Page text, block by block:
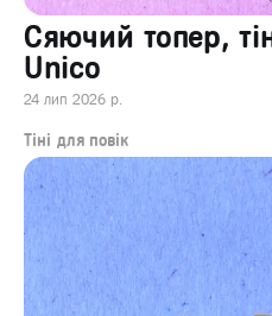
Сяючий топер,
Unico
24 лип 2026 р.
Тіні для повік